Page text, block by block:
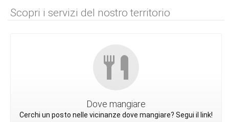
Scopri i servizi del nostro territorio
Dove mangiare
Cerchi un posto nelle vicinanze dove mangiare? Segui il link!